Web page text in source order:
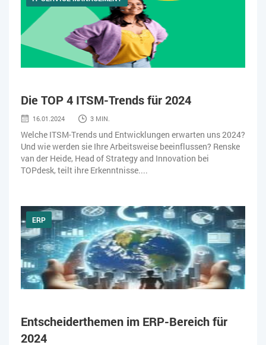
Die TOP 4 ITSM-Trends für 2024
16.01.2024 3 MIN.
Welche ITSM-Trends und Entwicklungen erwarten uns 2024?
Und wie werden sie Ihre Arbeitsweise beeinflussen? Renske
van der Heide, Head of Strategy and Innovation bei
TOPdesk, teilt ihre Erkenntnisse....
ERP
Entscheiderthemen im ERP-Bereich für
2024